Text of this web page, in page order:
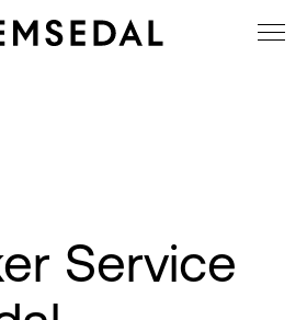
Service